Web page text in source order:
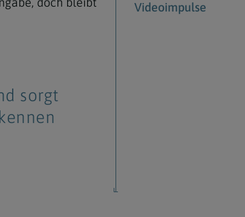
sorgt
Videoimpulse